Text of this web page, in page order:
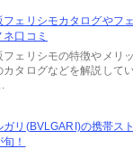
フェリシモカタログやフ
ネ口コミ
フェリシモの特徴やメリ
カタログなどを解説して
ガリ(BVLGARI)の携帯ス
！